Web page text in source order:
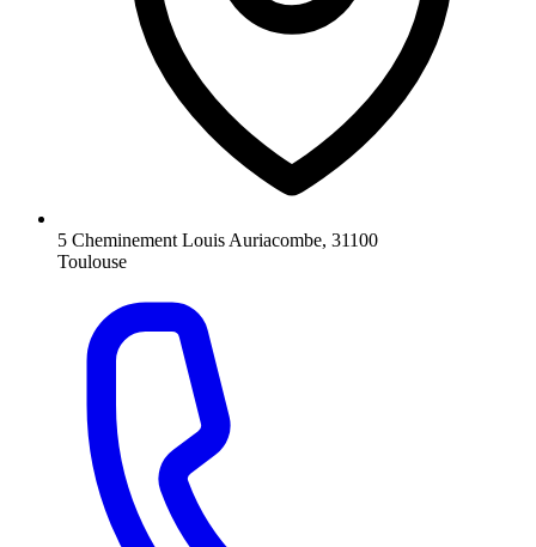
5 Cheminement Louis Auriacombe, 31100
Toulouse